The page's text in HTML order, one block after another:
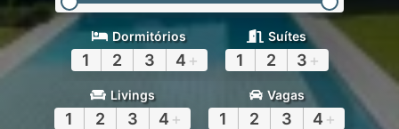
Dormitórios
1 2 3 4 +
Suítes
1 2 3 +
Livings
1 2 3 4 +
Vagas
1 2 3 4 +